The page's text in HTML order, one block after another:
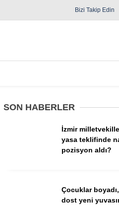
Bizi Takip Edin
SON HABERLER
İzmir
yasa teklifinde
pozisyon aldı?
Çocuklar
dost yeni